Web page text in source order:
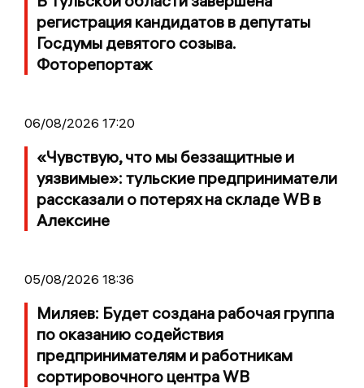
регистрация кандидатов в депутаты
Госдумы девятого созыва.
Фоторепортаж
06/08/2026 17:20
«Чувствую, что мы беззащитные и
уязвимые»: тульские предприниматели
рассказали о потерях на складе WB в
Алексине
05/08/2026 18:36
Миляев: Будет создана рабочая группа
по оказанию содействия
предпринимателям и работникам
сортировочного центра WB